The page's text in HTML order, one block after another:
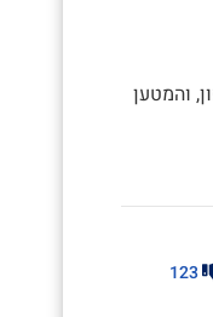
והמטען
123